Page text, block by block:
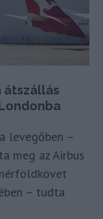
átszállás
levegőben –
meg az Airbus
– tudta